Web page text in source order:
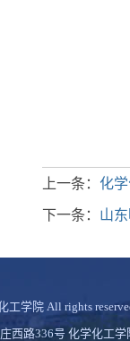
上一条： 化
下一条： 山
工学院 All rights
西路336号 化学化工